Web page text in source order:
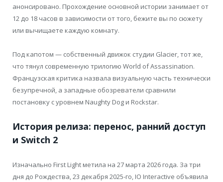
анонсировано. Прохождение основной истории занимает от
12 до 18 часов в зависимости от того, бежите вы по сюжету
или вычищаете каждую комнату.
Под капотом — собственный движок студии Glacier, тот же,
что тянул современную трилогию World of Assassination.
Французская критика назвала визуальную часть технически
безупречной, а западные обозреватели сравнили
постановку с уровнем Naughty Dog и Rockstar.
История релиза: перенос, ранний доступ
и Switch 2
Изначально First Light метила на 27 марта 2026 года. За три
дня до Рождества, 23 декабря 2025-го, IO Interactive объявила